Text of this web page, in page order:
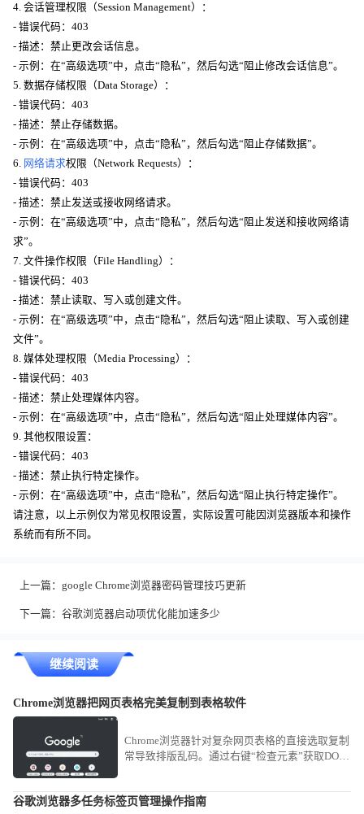
4. 会话管理权限（Session Management）：
- 错误代码：403
- 描述：禁止更改会话信息。
- 示例：在“高级选项”中，点击“隐私”，然后勾选“阻止修改会话信息”。
5. 数据存储权限（Data Storage）：
- 错误代码：403
- 描述：禁止存储数据。
- 示例：在“高级选项”中，点击“隐私”，然后勾选“阻止存储数据”。
6. 网络请求权限（Network Requests）：
- 错误代码：403
- 描述：禁止发送或接收网络请求。
- 示例：在“高级选项”中，点击“隐私”，然后勾选“阻止发送和接收网络请
求”。
7. 文件操作权限（File Handling）：
- 错误代码：403
- 描述：禁止读取、写入或创建文件。
- 示例：在“高级选项”中，点击“隐私”，然后勾选“阻止读取、写入或创建
文件”。
8. 媒体处理权限（Media Processing）：
- 错误代码：403
- 描述：禁止处理媒体内容。
- 示例：在“高级选项”中，点击“隐私”，然后勾选“阻止处理媒体内容”。
9. 其他权限设置：
- 错误代码：403
- 描述：禁止执行特定操作。
- 示例：在“高级选项”中，点击“隐私”，然后勾选“阻止执行特定操作”。
请注意，以上示例仅为常见权限设置，实际设置可能因浏览器版本和操作
系统而有所不同。
上一篇： google Chrome浏览器密码管理技巧更新
下一篇： 谷歌浏览器启动项优化能加速多少
继续阅读
Chrome浏览器把网页表格完美复制到表格软件
Chrome浏览器针对复杂网页表格的直接选取复制
常导致排版乱码。通过右键“检查元素”获取DOM
移。
谷歌浏览器多任务标签页管理操作指南